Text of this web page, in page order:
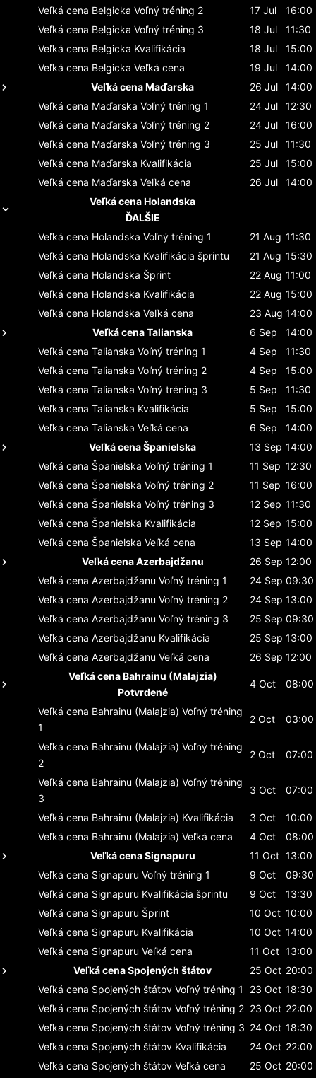
Veľká cena Belgicka Voľný tréning 2 17 Jul
16:00
Veľká cena Belgicka Voľný tréning 3 18 Jul
11:30
Veľká cena Belgicka Kvalifikácia 18 Jul
15:00
Veľká cena Belgicka Veľká cena 19 Jul
14:00
Veľká cena Maďarska
26 Jul
14:00
Veľká cena Maďarska Voľný tréning 1 24 Jul
12:30
Veľká cena Maďarska Voľný tréning 2 24 Jul
16:00
Veľká cena Maďarska Voľný tréning 3 25 Jul
11:30
Veľká cena Maďarska Kvalifikácia 25 Jul
15:00
Veľká cena Maďarska Veľká cena 26 Jul
14:00
Veľká cena Holandska
ĎALŠIE
Veľká cena Holandska Voľný tréning 1 21 Aug 11:30
Veľká cena Holandska Kvalifikácia šprintu 21 Aug 15:30
Veľká cena Holandska Šprint 22 Aug 11:00
Veľká cena Holandska Kvalifikácia 22 Aug 15:00
Veľká cena Holandska Veľká cena 23 Aug 14:00
Veľká cena Talianska
6 Sep
14:00
Veľká cena Talianska Voľný tréning 1 4 Sep
11:30
Veľká cena Talianska Voľný tréning 2 4 Sep
15:00
Veľká cena Talianska Voľný tréning 3 5 Sep
11:30
Veľká cena Talianska Kvalifikácia 5 Sep
15:00
Veľká cena Talianska Veľká cena 6 Sep
14:00
Veľká cena Španielska
13 Sep 14:00
Veľká cena Španielska Voľný tréning 1 11 Sep 12:30
Veľká cena Španielska Voľný tréning 2 11 Sep 16:00
Veľká cena Španielska Voľný tréning 3 12 Sep 11:30
Veľká cena Španielska Kvalifikácia 12 Sep 15:00
Veľká cena Španielska Veľká cena 13 Sep 14:00
Veľká cena Azerbajdžanu
26 Sep 12:00
Veľká cena Azerbajdžanu Voľný tréning 1 24 Sep 09:30
Veľká cena Azerbajdžanu Voľný tréning 2 24 Sep 13:00
Veľká cena Azerbajdžanu Voľný tréning 3 25 Sep 09:30
Veľká cena Azerbajdžanu Kvalifikácia 25 Sep 13:00
Veľká cena Azerbajdžanu Veľká cena 26 Sep 12:00
Veľká cena Bahrainu (Malajzia)
Potvrdené
4 Oct 08:00
Veľká cena Bahrainu (Malajzia) Voľný tréning
1
2 Oct 03:00
Veľká cena Bahrainu (Malajzia) Voľný tréning
2
2 Oct 07:00
Veľká cena Bahrainu (Malajzia) Voľný tréning
3
3 Oct 07:00
Veľká cena Bahrainu (Malajzia) Kvalifikácia 3 Oct
10:00
Veľká cena Bahrainu (Malajzia) Veľká cena 4 Oct
08:00
Veľká cena Signapuru
11 Oct 13:00
Veľká cena Signapuru Voľný tréning 1 9 Oct
09:30
Veľká cena Signapuru Kvalifikácia šprintu 9 Oct
13:30
Veľká cena Signapuru Šprint 10 Oct 10:00
Veľká cena Signapuru Kvalifikácia 10 Oct 14:00
Veľká cena Signapuru Veľká cena 11 Oct 13:00
Veľká cena Spojených štátov
25 Oct 20:00
Veľká cena Spojených štátov Voľný tréning 1 23 Oct 18:30
Veľká cena Spojených štátov Voľný tréning 2 23 Oct 22:00
Veľká cena Spojených štátov Voľný tréning 3 24 Oct 18:30
Veľká cena Spojených štátov Kvalifikácia 24 Oct 22:00
Veľká cena Spojených štátov Veľká cena 25 Oct 20:00